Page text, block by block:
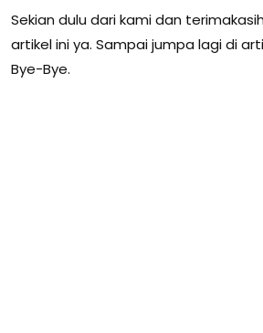
Sekian dulu dari kami dan
artikel ini ya. Sampai jumpa lagi di
Bye-Bye.